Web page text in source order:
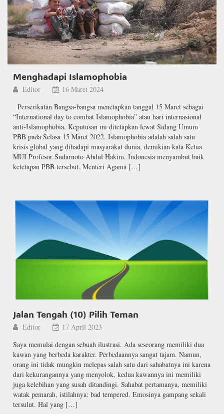
Menghadapi Islamophobia
Editor
16 Maret 2024
Perserikatan Bangsa-bangsa menetapkan tanggal 15 Maret sebagai
“International day to combat Islamophobia” atau hari internasional
anti-Islamophobia. Keputusan ini ditetapkan lewat Sidang Umum
PBB pada Selasa 15 Maret 2022. Islamophobia adalah salah satu
krisis global yang dihadapi masyarakat dunia, demikian kata Ketua
MUI Profesor Sudarnoto Abdul Hakim. Indonesia menyambut baik
ketetapan PBB tersebut. Menteri Agama […]
Jalan Tengah (10) Pilih Teman
Editor
17 April 2023
Saya memulai dengan sebuah ilustrasi. Ada seseorang memiliki dua
kawan yang berbeda karakter. Perbedaannya sangat tajam. Namun,
orang ini tidak mungkin melepas salah satu dari sahabatnya ini karena
dari kekurangannya yang menyolok, kedua kawannya ini memiliki
juga kelebihan yang susah ditandingi. Sahabat pertamanya, memiliki
watak pemarah, istilahnya: bad tempered. Emosinya gampang sekali
tersulut. Hal yang […]